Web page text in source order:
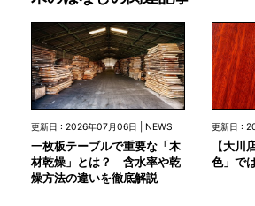
更新日 : 2026年07月06日 | NEWS
一枚板テーブルで重要な「木
材乾燥」とは？ 含水率や乾
燥方法の違いを徹底解説
更新日 :
【大川
色」で